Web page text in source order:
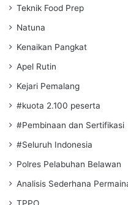
Teknik Food Prep
Natuna
Kenaikan Pangkat
Apel Rutin
Kejari Pemalang
#kuota 2.100 peserta
#Pembinaan dan Sertifikasi
#Seluruh Indonesia
Polres Pelabuhan Belawan
Analisis Sederhana